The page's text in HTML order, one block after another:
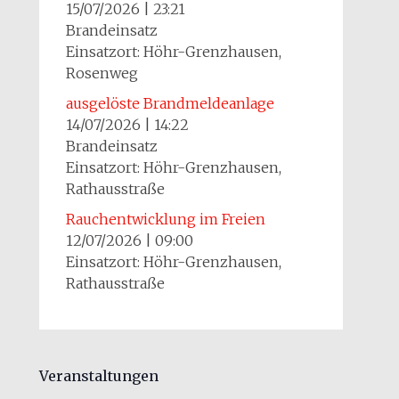
15/07/2026
23:21
Brandeinsatz
Einsatzort: Höhr-Grenzhausen,
Rosenweg
ausgelöste Brandmeldeanlage
14/07/2026
14:22
Brandeinsatz
Einsatzort: Höhr-Grenzhausen,
Rathausstraße
Rauchentwicklung im Freien
12/07/2026
09:00
Einsatzort: Höhr-Grenzhausen,
Rathausstraße
Veranstaltungen